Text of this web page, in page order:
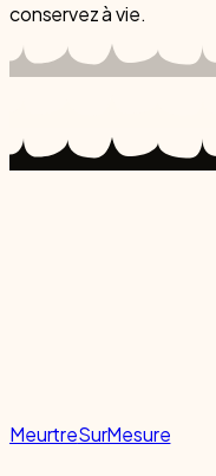
conservez à vie.
MeurtreSurMesure